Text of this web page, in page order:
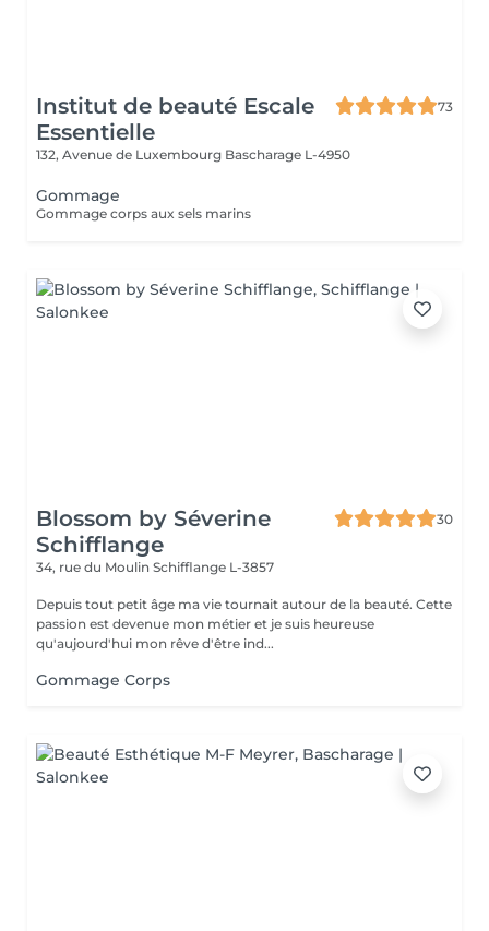
Institut de beauté Escale
Essentielle
73
132, Avenue de Luxembourg Bascharage L-4950
Gommage
Gommage corps aux sels marins
Blossom by Séverine
Schifflange
30
34, rue du Moulin Schifflange L-3857
Depuis tout petit âge ma vie tournait autour de la beauté. Cette
passion est devenue mon métier et je suis heureuse
qu'aujourd'hui mon rêve d'être ind...
Gommage Corps